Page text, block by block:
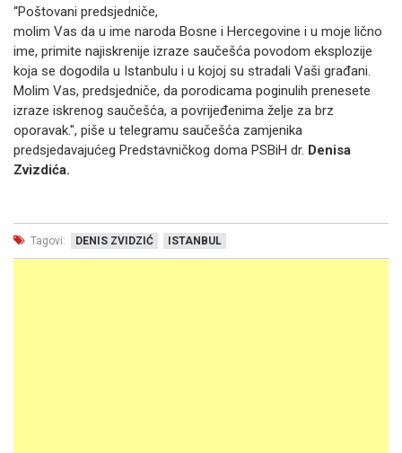
“Poštovani predsjedniče,
molim Vas da u ime naroda Bosne i Hercegovine i u moje lično
ime, primite najiskrenije izraze saučešća povodom eksplozije
koja se dogodila u Istanbulu i u kojoj su stradali Vaši građani.
Molim Vas, predsjedniče, da porodicama poginulih prenesete
izraze iskrenog saučešća, a povrijeđenima želje za brz
oporavak.", piše u telegramu saučešća zamjenika
predsjedavajućeg Predstavničkog doma PSBiH dr. Denisa
Zvizdića.
Tagovi: DENIS ZVIDZIĆ ISTANBUL